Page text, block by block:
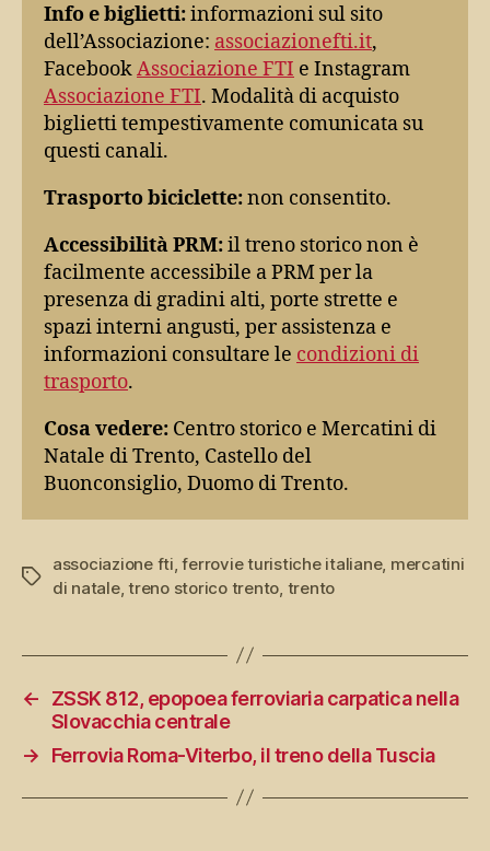
Info e biglietti:informazioni sul sito
dell’Associazione: associazionefti.it,
FacebookAssociazione FTI e Instagram
Associazione FTI. Modalità di acquisto
biglietti tempestivamente comunicata su
questi canali.
Trasporto biciclette:non consentito.
Accessibilità PRM:il treno storico non è
facilmente accessibile a PRM per la
presenza di gradini alti, porte strette e
spazi interni angusti, per assistenza e
informazioni consultare le condizioni di
trasporto.
Cosa vedere: Centro storico e Mercatini di
Natale di Trento, Castello del
Buonconsiglio, Duomo di Trento.
Tag
associazione fti,ferrovie turistiche italiane, mercatini
di natale,treno storico trento, trento
←
ZSSK 812, epopoea ferroviaria carpatica nella
Slovacchia centrale
→
Ferrovia Roma-Viterbo, il treno della Tuscia